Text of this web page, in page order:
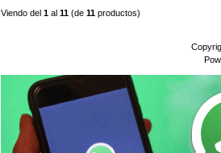
Viendo del 1 al 11 (de 11 productos)